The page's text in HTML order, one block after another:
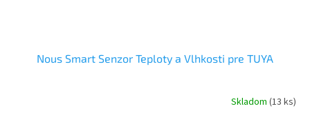
Nous Smart Senzor Teploty a Vlhkosti pre TUYA
Skladom(13 ks)